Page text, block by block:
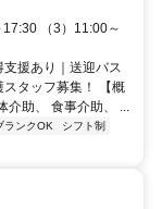
（3）11:00～
支援あり｜送迎バス
タッフ募集！ 【概
介助、 食事介助、 ...
ランクOK
シフト制